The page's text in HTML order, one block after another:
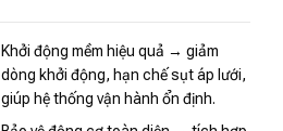
Khởi động mềm hiệu quả → giảm
dòng khởi động, hạn chế sụt áp lưới,
giúp hệ thống vận hành ổn định.